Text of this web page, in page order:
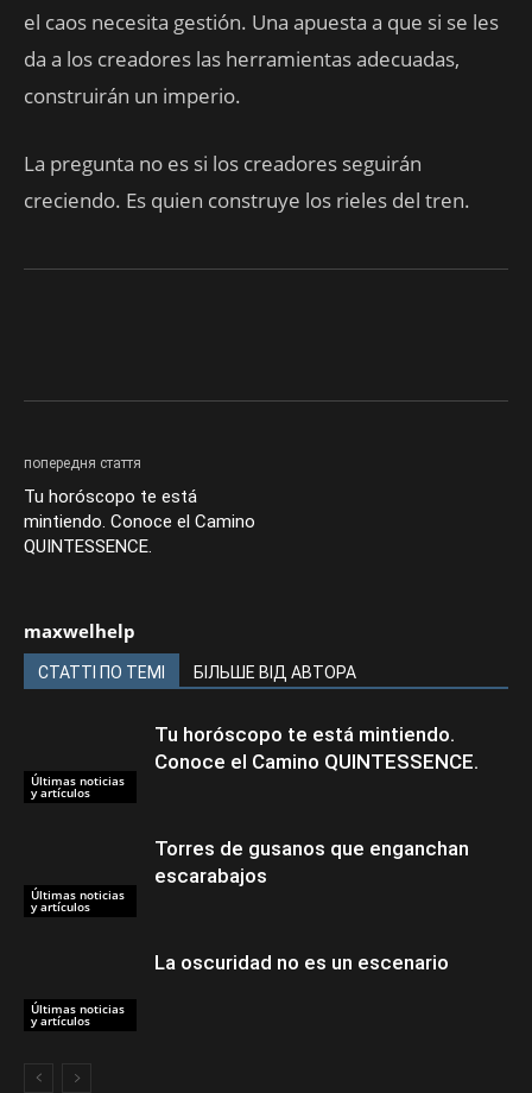
el caos necesita gestión. Una apuesta a que si se les
da a los creadores las herramientas adecuadas,
construirán un imperio.
La pregunta no es si los creadores seguirán
creciendo. Es quien construye los rieles del tren.
попередня стаття
Tu horóscopo te está
mintiendo. Conoce el Camino
QUINTESSENCE.
maxwelhelp
СТАТТІ ПО ТЕМІ БІЛЬШЕ ВІД АВТОРА
Últimas noticias
y artículos
Tu horóscopo te está mintiendo.
Conoce el Camino QUINTESSENCE.
Últimas noticias
y artículos
Torres de gusanos que enganchan
escarabajos
Últimas noticias
y artículos
La oscuridad no es un escenario